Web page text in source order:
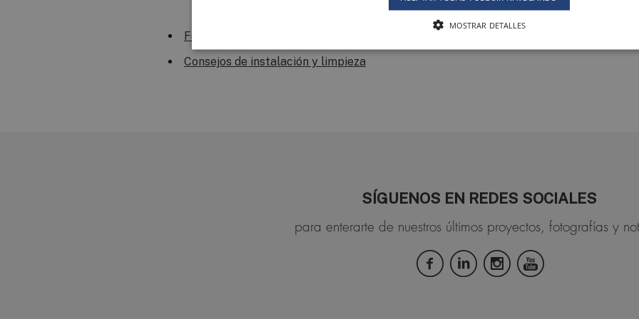
Formulario reclamaciones ES
Consejos de instalación y limpieza
SÍGUENOS EN REDES SOCIALES
para enterarte de nuestros últimos proyectos, fotografías y
MOSTRAR DETALLES